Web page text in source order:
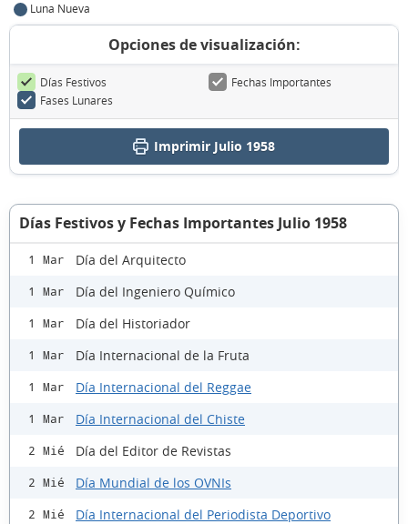
Luna Nueva
Opciones de visualización:
Días Festivos
Fechas Importantes
Fases Lunares
Imprimir Julio 1958
Días Festivos y Fechas Importantes Julio 1958
1 Mar Día del Arquitecto
1 Mar Día del Ingeniero Químico
1 Mar Día del Historiador
1 Mar Día Internacional de la Fruta
1 Mar Día Internacional del Reggae
1 Mar Día Internacional del Chiste
2 Mié Día del Editor de Revistas
2 Mié Día Mundial de los OVNIs
2 Mié Día Internacional del Periodista Deportivo